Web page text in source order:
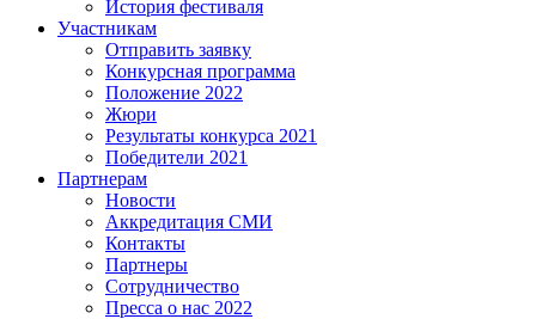
История фестиваля
Участникам
Отправить заявку
Конкурсная программа
Положение 2022
Жюри
Результаты конкурса 2021
Победители 2021
Партнерам
Новости
Аккредитация СМИ
Контакты
Партнеры
Сотрудничество
Пресса о нас 2022